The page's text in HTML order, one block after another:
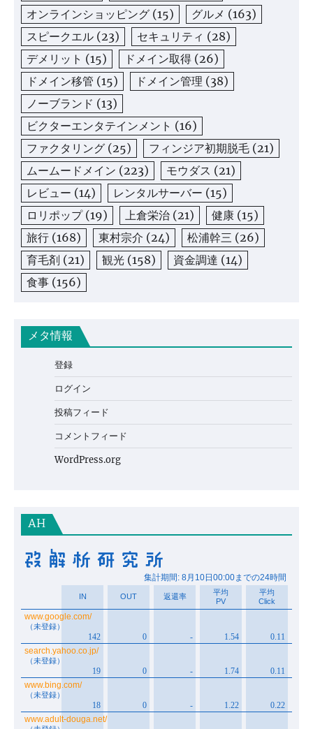
オンラインショッピング (15) グルメ (163)
スピークエル (23) セキュリティ (28)
デメリット (15) ドメイン取得 (26)
ドメイン移管 (15) ドメイン管理 (38)
ノーブランド (13)
ビクターエンタテインメント (16)
ファクタリング (25) フィンジア初期脱毛 (21)
ムームードメイン (223) モウダス (21)
レビュー (14) レンタルサーバー (15)
ロリポップ(19) 上倉栄治 (21) 健康 (15)
旅行 (168) 東村宗介 (24) 松浦幹三 (26)
育毛剤 (21) 観光 (158) 資金調達 (14)
食事 (156)
メタ情報
登録
ログイン
投稿フィード
コメントフィード
WordPress.org
AH